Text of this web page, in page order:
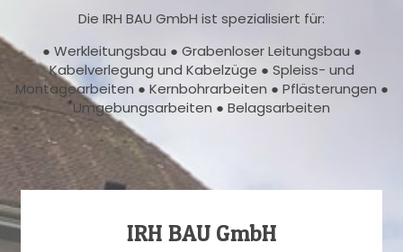
Die IRH BAU GmbH ist spezialisiert für:
● Werkleitungsbau ● Grabenloser Leitungsbau ●
Kabelverlegung und Kabelzüge ● Spleiss- und
Montagearbeiten ● Kernbohrarbeiten ● Pflästerungen ●
Umgebungsarbeiten ● Belagsarbeiten
IRH BAU GmbH